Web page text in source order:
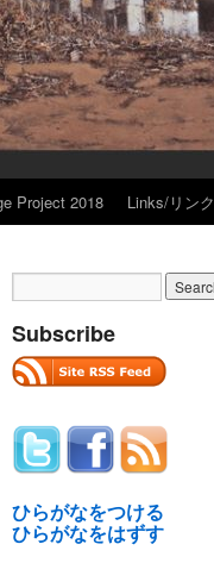
Project 2018 Links/リンク
Subscribe
ひらがなをつける
ひらがなをはずす